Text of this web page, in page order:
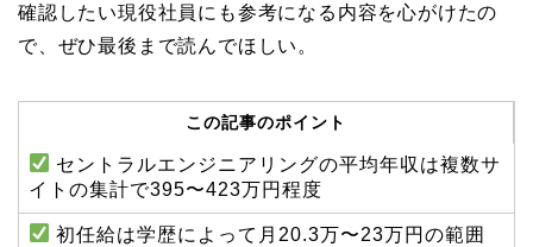
確認したい現役社員にも参考になる内容を心がけたの
で、ぜひ最後まで読んでほしい。
この記事のポイント
セントラルエンジニアリングの平均年収は複数サ
イトの集計で395〜423万円程度
初任給は学歴によって月20.3万〜23万円の範囲